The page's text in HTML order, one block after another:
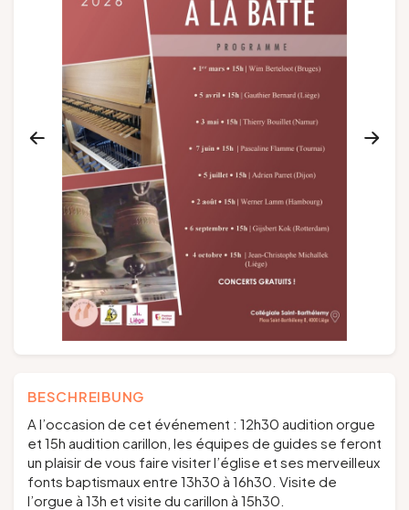
BESCHREIBUNG
A l’occasion de cet événement : 12h30 audition orgue
et 15h audition carillon, les équipes de guides se feront
un plaisir de vous faire visiter l’église et ses merveilleux
fonts baptismaux entre 13h30 à 16h30. Visite de
l’orgue à 13h et visite du carillon à 15h30.